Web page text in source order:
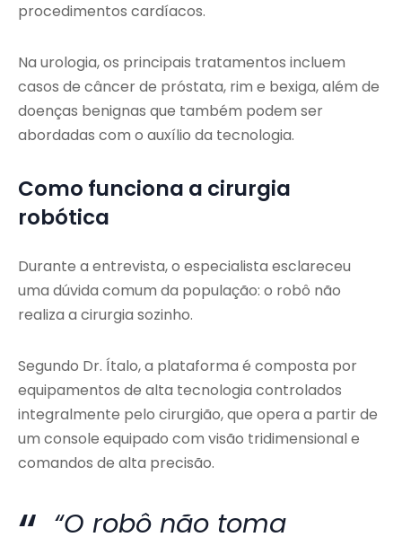
procedimentos cardíacos.
Na urologia, os principais tratamentos incluem
casos de câncer de próstata, rim e bexiga, além de
doenças benignas que também podem ser
abordadas com o auxílio da tecnologia.
Como funciona a cirurgia
robótica
Durante a entrevista, o especialista esclareceu
uma dúvida comum da população: o robô não
realiza a cirurgia sozinho.
Segundo Dr. Ítalo, a plataforma é composta por
equipamentos de alta tecnologia controlados
integralmente pelo cirurgião, que opera a partir de
um console equipado com visão tridimensional e
comandos de alta precisão.
“O robô não toma